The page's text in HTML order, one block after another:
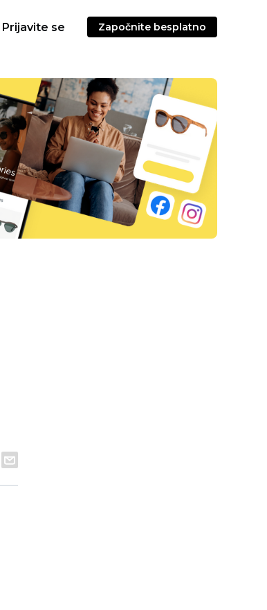
Prijavite se Započnite besplatno